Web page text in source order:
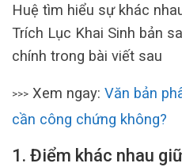
Huệ tìm hiểu sự khác
Trích Lục Khai Sinh bản
chính trong bài viết sau
>>> Xem ngay: Văn bản
cần công chứng không?
1. Điểm khác nhau